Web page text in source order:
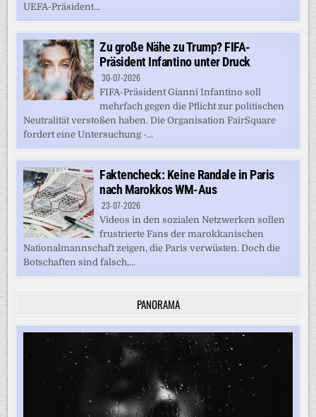
UEFA-Präsident...
Zu große Nähe zu Trump? FIFA-
Präsident Infantino unter Druck
30-07-2026
FIFA-Präsident Gianni Infantino soll
mehrfach gegen die Pflicht zur politischen
Neutralität verstoßen haben. Die Organisation FairSquare
fordert eine Untersuchung -...
Faktencheck: Keine Randale in Paris
nach Marokkos WM-Aus
23-07-2026
Videos in den sozialen Netzwerken sollen
frustrierte Fans der marokkanischen
Nationalmannschaft zeigen, die Paris verwüsten. Doch die
Botschaften sind falsch,...
PANORAMA